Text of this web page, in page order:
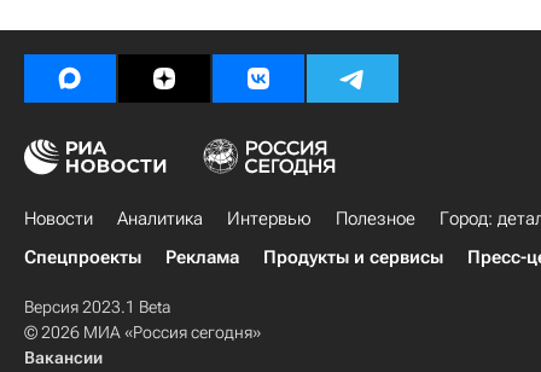
Новости Аналитика Интервью Полезное
Город:
Спецпроекты
Реклама Продукты и сервисы Пресс-
Версия 2023.1 Beta
© 2026 МИА «Россия сегодня»
Вакансии